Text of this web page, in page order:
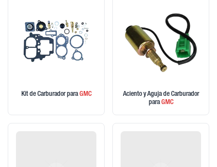
Kit de Carburador paraGMC
Aciento y Aguja de Carburador
paraGMC